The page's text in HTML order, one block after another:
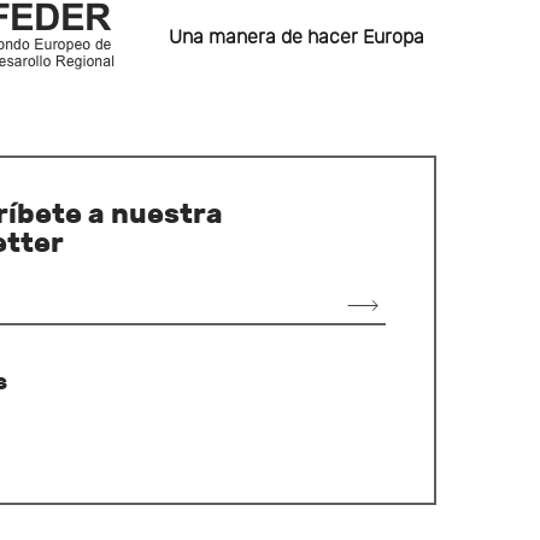
Una manera de hacer Europa
a nuestra